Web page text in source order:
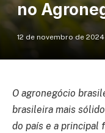
no
12 de novembro de 2024
O agronegócio
brasileira mais
do país e a principal